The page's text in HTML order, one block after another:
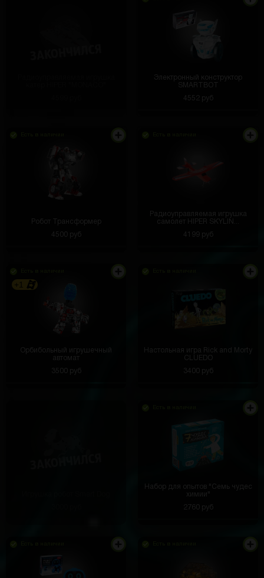
Электронный конструктор
SMARTBOT
4552 руб
Робот Трансформер
4500 руб
Радиоуправляемая игрушка
самолет HIPER SKYLIN...
4199 руб
+1
Орбибольный игрушечный
автомат
3500 руб
Настольная игра Rick and Morty
3400 руб
Набор для опытов "Семь чудес
химии"
2760 руб